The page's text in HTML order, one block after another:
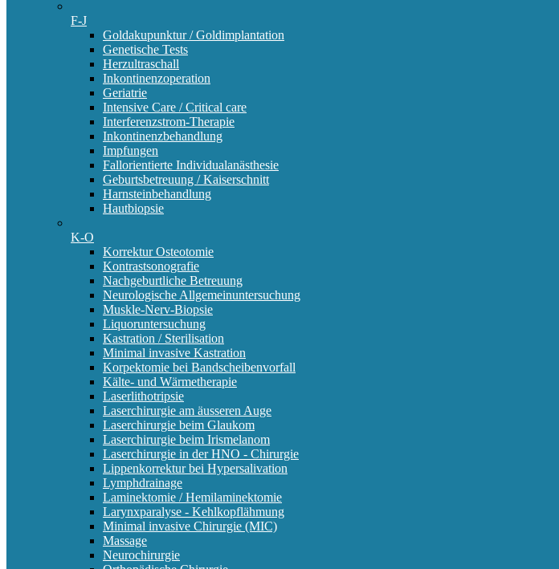
F-J
Goldakupunktur / Goldimplantation
Genetische Tests
Herzultraschall
Inkontinenzoperation
Geriatrie
Intensive Care / Critical care
Interferenzstrom-Therapie
Inkontinenzbehandlung
Impfungen
Fallorientierte Individualanästhesie
Geburtsbetreuung / Kaiserschnitt
Harnsteinbehandlung
Hautbiopsie
K-O
Korrektur Osteotomie
Kontrastsonografie
Nachgeburtliche Betreuung
Neurologische Allgemeinuntersuchung
Muskle-Nerv-Biopsie
Liquoruntersuchung
Kastration / Sterilisation
Minimal invasive Kastration
Korpektomie bei Bandscheibenvorfall
Kälte- und Wärmetherapie
Laserlithotripsie
Laserchirurgie am äusseren Auge
Laserchirurgie beim Glaukom
Laserchirurgie beim Irismelanom
Laserchirurgie in der HNO - Chirurgie
Lippenkorrektur bei Hypersalivation
Lymphdrainage
Laminektomie / Hemilaminektomie
Larynxparalyse - Kehlkopflähmung
Minimal invasive Chirurgie (MIC)
Massage
Neurochirurgie